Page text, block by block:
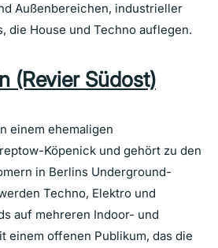
Außenbereichen, industrieller
die House und Techno auflegen.
(Revier Südost)
einem ehemaligen
Köpenick und gehört zu den
in Berlins Underground-
Techno, Elektro und
auf mehreren Indoor- und
einem offenen Publikum, das die